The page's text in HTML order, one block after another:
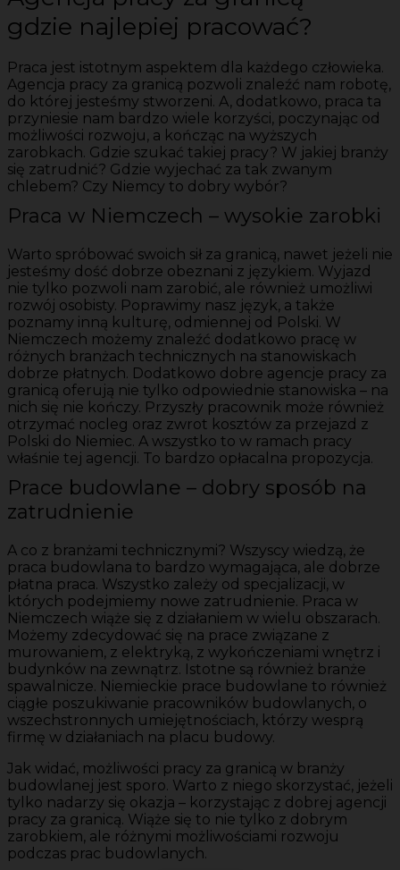
gdzie najlepiej pracować?
Praca jest istotnym aspektem dla każdego człowieka.
Agencja pracy za granicą pozwoli znaleźć nam robotę,
do której jesteśmy stworzeni. A, dodatkowo, praca ta
przyniesie nam bardzo wiele korzyści, poczynając od
możliwości rozwoju, a kończąc na wyższych
zarobkach. Gdzie szukać takiej pracy? W jakiej branży
się zatrudnić? Gdzie wyjechać za tak zwanym
chlebem? Czy Niemcy to dobry wybór?
Praca w Niemczech – wysokie zarobki
Warto spróbować swoich sił za granicą, nawet jeżeli nie
jesteśmy dość dobrze obeznani z językiem. Wyjazd
nie tylko pozwoli nam zarobić, ale również umożliwi
rozwój osobisty. Poprawimy nasz język, a także
poznamy inną kulturę, odmiennej od Polski. W
Niemczech możemy znaleźć dodatkowo pracę w
różnych branżach technicznych na stanowiskach
dobrze płatnych. Dodatkowo dobre agencje pracy za
granicą oferują nie tylko odpowiednie stanowiska – na
nich się nie kończy. Przyszły pracownik może również
otrzymać nocleg oraz zwrot kosztów za przejazd z
Polski do Niemiec. A wszystko to w ramach pracy
właśnie tej agencji. To bardzo opłacalna propozycja.
Prace budowlane – dobry sposób na
zatrudnienie
A co z branżami technicznymi? Wszyscy wiedzą, że
praca budowlana to bardzo wymagająca, ale dobrze
płatna praca. Wszystko zależy od specjalizacji, w
których podejmiemy nowe zatrudnienie. Praca w
Niemczech wiąże się z działaniem w wielu obszarach.
Możemy zdecydować się na prace związane z
murowaniem, z elektryką, z wykończeniami wnętrz i
budynków na zewnątrz. Istotne są również branże
spawalnicze. Niemieckie prace budowlane to również
ciągłe poszukiwanie pracowników budowlanych, o
wszechstronnych umiejętnościach, którzy wesprą
firmę w działaniach na placu budowy.
Jak widać, możliwości pracy za granicą w branży
budowlanej jest sporo. Warto z niego skorzystać, jeżeli
tylko nadarzy się okazja – korzystając z dobrej agencji
pracy za granicą. Wiąże się to nie tylko z dobrym
zarobkiem, ale różnymi możliwościami rozwoju
podczas prac budowlanych.